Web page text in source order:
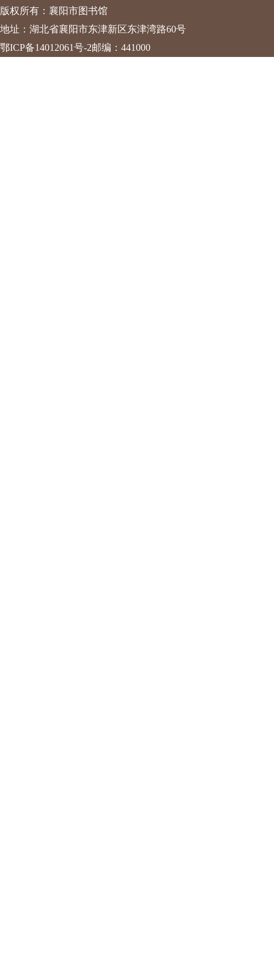
版权所有：襄阳市图书馆
地址：湖北省襄阳市东津新区东津湾路60号
鄂ICP备14012061号-2邮编：441000